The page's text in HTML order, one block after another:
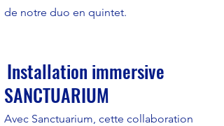
de notre duo en quintet.
Installation immersive
SANCTUARIUM
Avec Sanctuarium, cette collaboration